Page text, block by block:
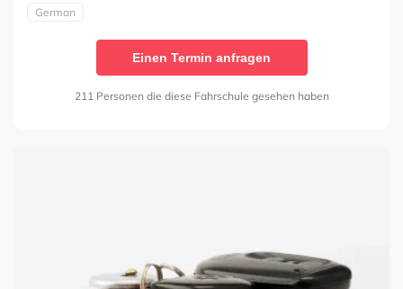
German
Einen Termin anfragen
211 Personen die diese Fahrschule gesehen haben